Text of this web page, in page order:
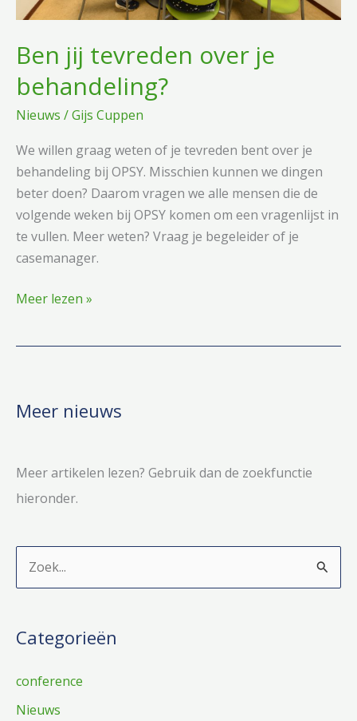
Ben jij tevreden over je
behandeling?
Nieuws /Gijs Cuppen
We willen graag weten of je tevreden bent over je
behandeling bij OPSY. Misschien kunnen we dingen
beter doen? Daarom vragen we alle mensen die de
volgende weken bij OPSY komen om een vragenlijst in
te vullen. Meer weten? Vraag je begeleider of je
casemanager.
Ben
behandeling?
Meer lezen »
Meer nieuws
Meer artikelen lezen? Gebruik dan de zoekfunctie
hieronder.
o
k
a
a
Categorieën
conference
Nieuws